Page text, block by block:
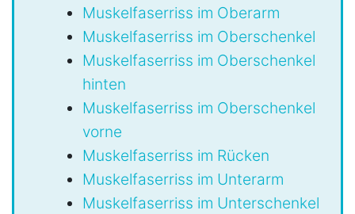
Muskelfaserriss im Oberarm
Muskelfaserriss im Oberschenkel
Muskelfaserriss im Oberschenkel
hinten
Muskelfaserriss im Oberschenkel
vorne
Muskelfaserriss im Rücken
Muskelfaserriss im Unterarm
Muskelfaserriss im Unterschenkel